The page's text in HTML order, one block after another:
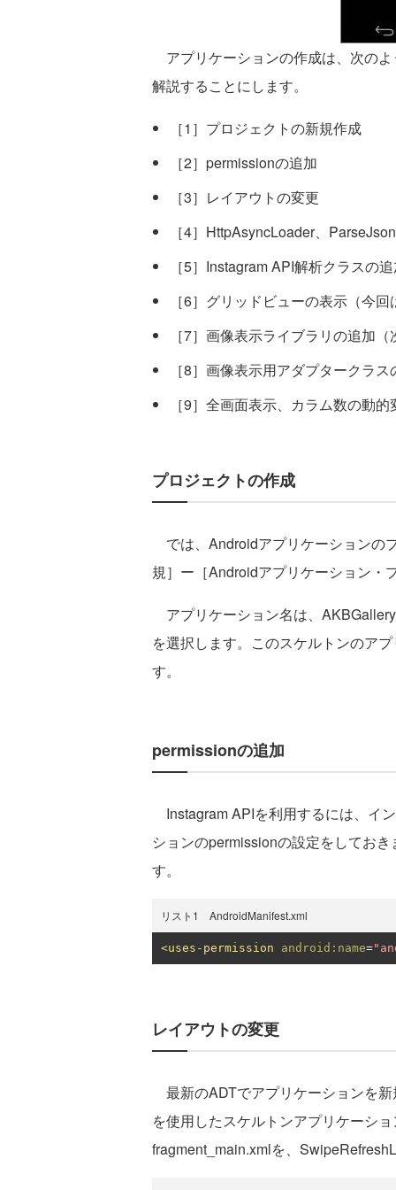
アプリケーションの作成は、次の
解説することにします。
［1］プロジェクトの新規作成
［2］permissionの追加
［3］レイアウトの変更
［4］HttpAsyncLoader、
［5］Instagram API解析クラスの
［6］グリッドビューの表示（今
［7］画像表示ライブラリの追加
［8］画像表示用アダプタークラ
［9］全画面表示、カラム数の動
プロジェクトの作成
では、Androidアプリケーションの
規］ー［Androidアプリケーション・
アプリケーション名は、
を選択します。このスケルトンのア
す。
permissionの追加
Instagram APIを利用するには、イ
ションのpermissionの設定をしてお
す。
リスト1 AndroidManifest.xml
<uses-permission android:name=
レイアウトの変更
最新のADTでアプリケーションを
を使用したスケルトンアプリケーシ
fragment_main.xmlを、